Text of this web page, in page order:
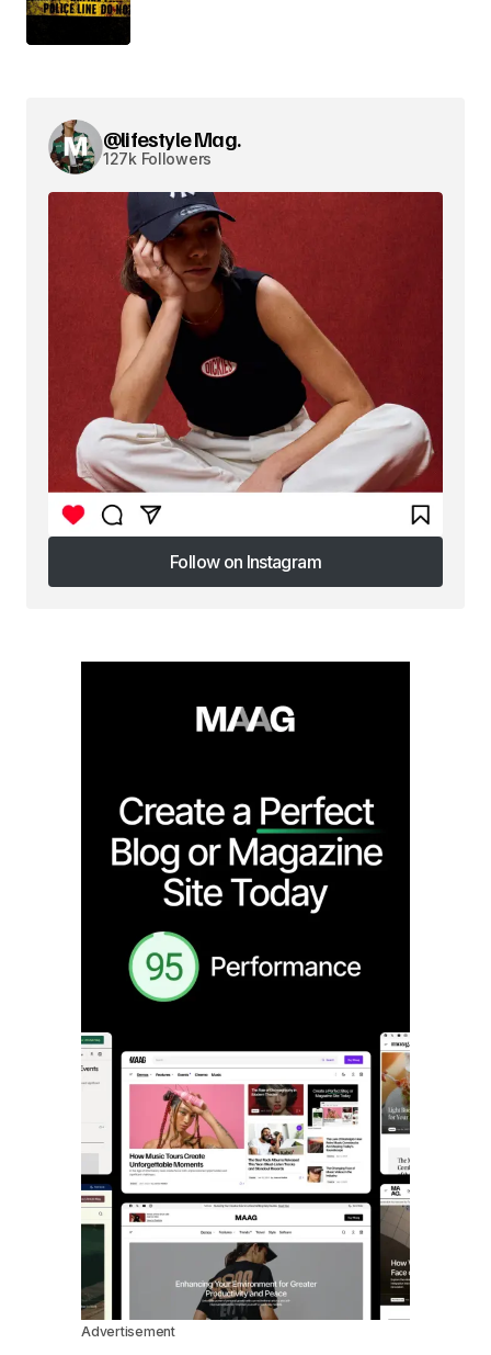
@lifestyle Mag.
127k Followers
Follow on Instagram
Follow on Instagram
Advertisement